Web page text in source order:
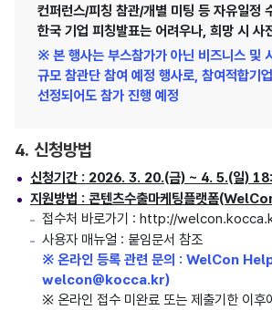
컨퍼런스/피칭 참관/개별 미팅 등 자유일정
한국 기업 피칭발표는 어려우나, 희망 시 사
※ 본 행사는 부스참가가 아닌 비즈니스 및
규모 참관단 참여 예정 행사로, 참여적합기
선정되어도 참가 진행 예정
4. 신청방법
신청기간 : 2026. 3. 20.(금) ~ 4. 5.(일)
지원방법 : 콘텐츠수출마케팅플랫폼
접수처 바로가기 : http://
사용자 매뉴얼 : 붙임문서 참조
※ 온라인 등록 관련 문의 : WelCon
welcon@kocca.kr)
※ 온라인 접수 미완료 또는 제출기한 이후